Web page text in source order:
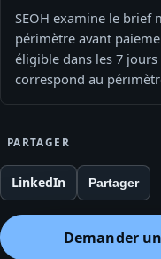
SEOH examine le brief
périmètre avant
éligible dans les 7
correspond au
PARTAGER
LinkedIn Partager
Demander